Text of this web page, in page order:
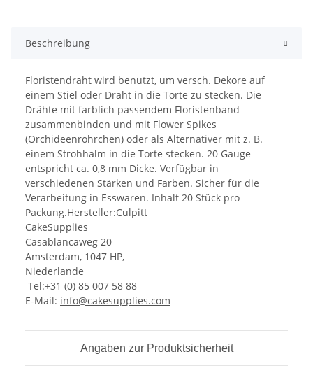
Beschreibung
Floristendraht wird benutzt, um versch. Dekore auf
einem Stiel oder Draht in die Torte zu stecken. Die
Drähte mit farblich passendem Floristenband
zusammenbinden und mit Flower Spikes
(Orchideenröhrchen) oder als Alternativer mit z. B.
einem Strohhalm in die Torte stecken. 20 Gauge
entspricht ca. 0,8 mm Dicke. Verfügbar in
verschiedenen Stärken und Farben. Sicher für die
Verarbeitung in Esswaren. Inhalt 20 Stück pro
Packung.Hersteller:Culpitt
CakeSupplies
Casablancaweg 20
Amsterdam, 1047 HP,
Niederlande
Tel:+31 (0) 85 007 58 88
E-Mail: info@cakesupplies.com
Angaben zur Produktsicherheit